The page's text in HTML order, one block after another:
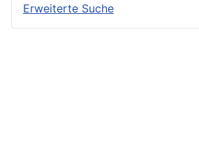
Erweiterte Suche